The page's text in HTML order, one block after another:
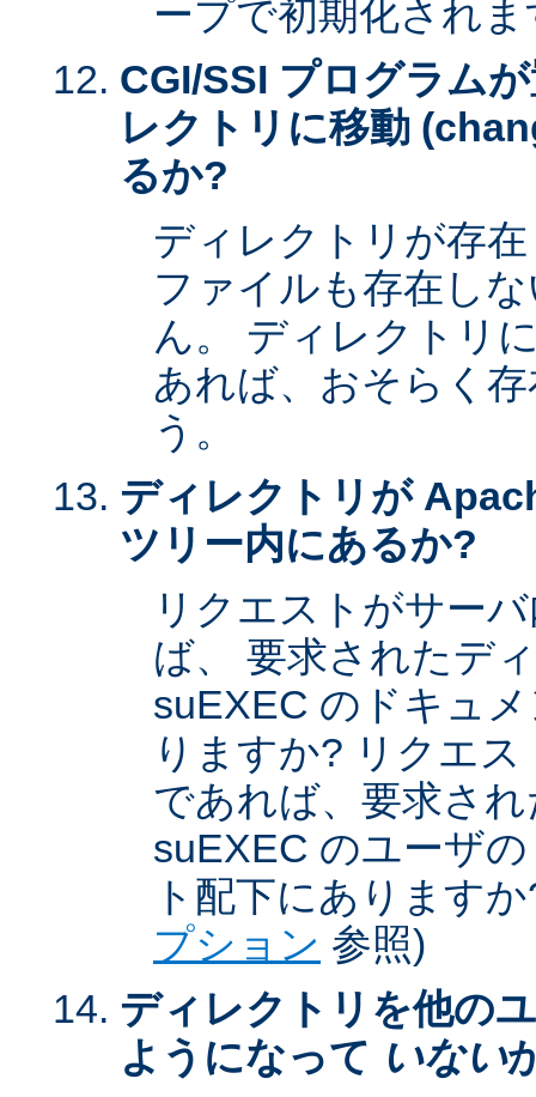
ープで初期化されま
CGI/SSI プログラム
レクトリに移動
るか?
ディレクトリが存
ファイルも存在し
ん。 ディレクトリ
あれば、おそらく
う。
ディレクトリが
ツリー内にあるか?
リクエストがサー
ば、 要求されたデ
suEXEC のドキュ
りますか? リクエ
であれば、要求さ
suEXEC のユーザ
ト配下にあります
プション 参照)
ディレクトリを他の
ようになって いない